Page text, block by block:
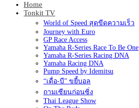
Home
Tonkit TV
World of Speed สุดขีดความเร็ว
Journey with Euro
GP Race Access
Yamaha R-Series Race To Be One
Yamaha R-Series Racing DNA
Yamaha Racing DNA
Pump Speed by Idemitsu
“เดื่อ-บี” ขยี้บอล
ถามเซียนก่อนซิ่ง
Thai League Show